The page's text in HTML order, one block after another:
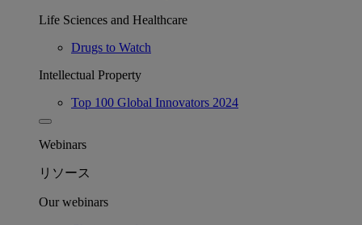
Life Sciences and Healthcare
Drugs to Watch
Intellectual Property
Top 100 Global Innovators 2024
Webinars
リソース
Our webinars